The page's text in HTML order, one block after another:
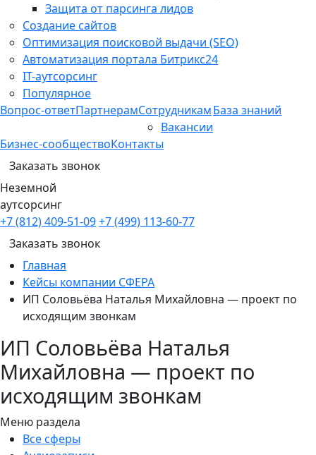
Защита от парсинга лидов
Создание сайтов
Оптимизация поисковой выдачи (SEO)
Автоматизация портала Битрикс24
IT-аутсорсинг
Популярное
Вопрос-ответПартнерамСотрудникам
Вакансии
База знаний
Бизнес-сообществоКонтакты
Заказать звонок
Неземной
аутсорсинг
+7 (812) 409-51-09+7 (499) 113-60-77
Заказать звонок
Главная
Кейсы компании СФЕРА
ИП Соловьёва Наталья Михайловна — проект по
исходящим звонкам
ИП Соловьёва Наталья
Михайловна — проект по
исходящим звонкам
Меню раздела
Все сферы